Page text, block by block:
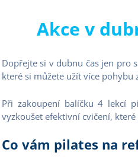
Akce v
Dopřejte si v dubnu čas jen pro
které si můžete užít více pohybu
Při zakoupení balíčku 4 lekcí
vyzkoušet efektivní cvičení,
Co vám pilates na